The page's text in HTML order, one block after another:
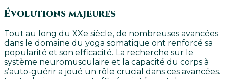
Évolutions majeures
Tout au long du XXe siècle, de nombreuses avancées
dans le domaine du yoga somatique ont renforcé sa
popularité et son efficacité. La recherche sur le
système neuromusculaire et la capacité du corps à
s’auto-guérir a joué un rôle crucial dans ces avancées.